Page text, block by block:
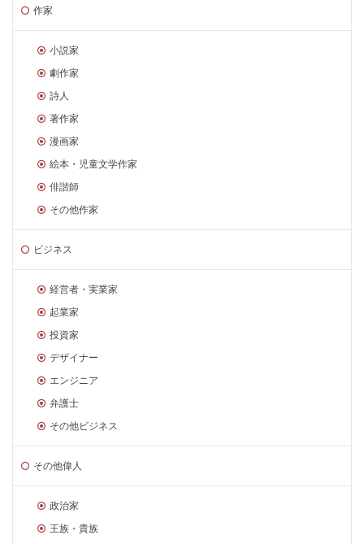
作家
小説家
劇作家
詩人
著作家
漫画家
絵本・児童文学作家
俳諧師
その他作家
ビジネス
経営者・実業家
起業家
投資家
デザイナー
エンジニア
弁護士
その他ビジネス
その他偉人
政治家
王族・貴族